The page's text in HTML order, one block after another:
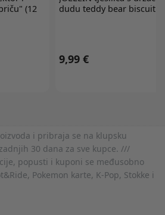
(12
dudu teddy bear biscuit
9,99 €
i pribraja se na klupsku
30 dana za sve kupce. ///
popusti i kuponi se međusobno
Pokemon karte, K-Pop, Stokke i